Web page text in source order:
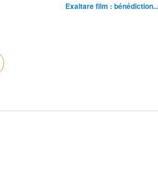
Exaltare film :